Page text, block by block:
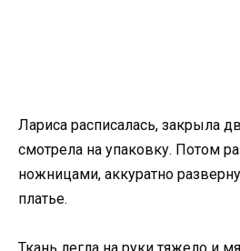
Лариса расписалась, закрыла
смотрела на упаковку. Потом
ножницами, аккуратно
платье.